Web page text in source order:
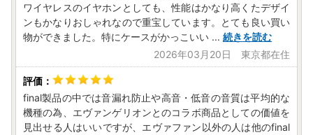
ワイヤレスのイヤホンとしても、性能はかなり高くたデザイ
ンもかなりおしゃれなので重宝しています。とても良い買い
物ができました。特にケースがかっこいい ... 続きを読む
2026年03月20日 東京都在住
final製品の中では音漏れ防止や高音・低音の音質は平均的な
機種の為、エヴァンゲリオンとのコラボ商品としての価値を
見出せる人はいいですが、エヴァファン以外の人は他のfinal